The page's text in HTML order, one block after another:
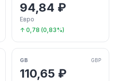
94,84 ₽
Евро
↑ 0,78 (0,83%)
GB GBP
110,65 ₽